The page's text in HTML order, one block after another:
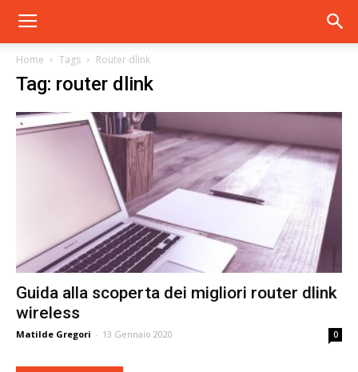
Home Tags Router dlink
Tag: router dlink
Guida alla scoperta dei migliori router dlink
wireless
Matilde Gregori - 13 Gennaio 2020 0